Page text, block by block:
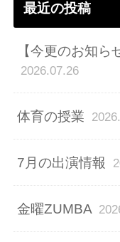
最近の投稿
【今更のお知ら
2026.07.26
体育の授業
7月の出演情報
金曜ZUMBA